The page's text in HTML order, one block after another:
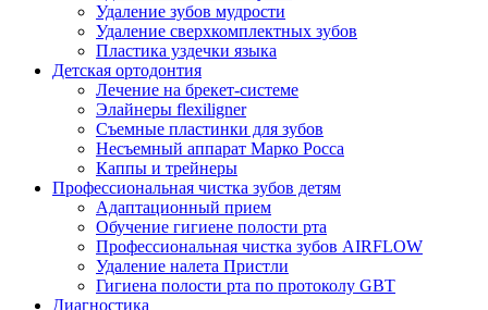
Удаление зубов мудрости
Удаление сверхкомплектных зубов
Пластика уздечки языка
Детская ортодонтия
Лечение на брекет-системе
Элайнеры flexiligner
Съемные пластинки для зубов
Несъемный аппарат Марко Росса
Каппы и трейнеры
Профессиональная чистка зубов детям
Адаптационный прием
Обучение гигиене полости рта
Профессиональная чистка зубов AIRFLOW
Удаление налета Пристли
Гигиена полости рта по протоколу GBT
Диагностика